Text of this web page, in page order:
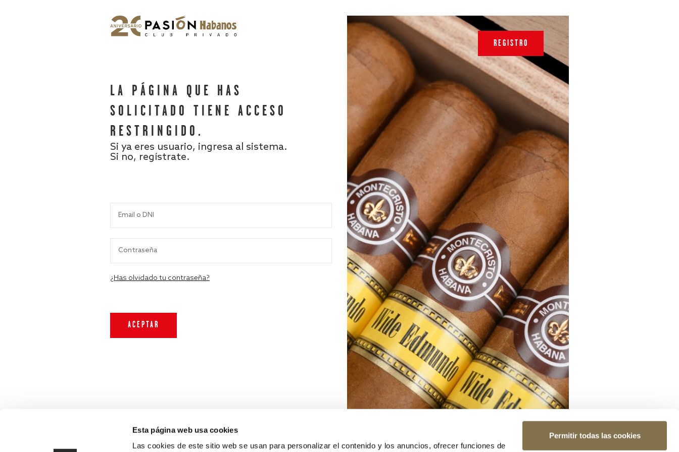
Esta página web usa cookies
Las cookies de este sitio web se usan para personalizar el contenido y los anuncios, ofrecer funciones de
Permitir todas las cookies
LA PÁGINA QUE HAS
SOLICITADO TIENE ACCESO
RESTRINGIDO.
Si ya eres usuario, ingresa al sistema.
Si no, regístrate.
¿Has olvidado tu contraseña?
REGISTRO